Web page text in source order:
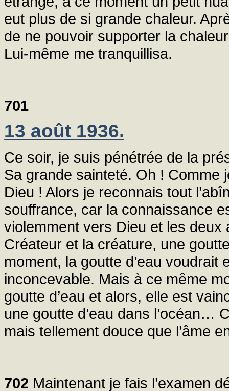
eut plus de si grande chaleur.
de ne pouvoir supporter la
Lui-même me tranquillisa.
701
13 août 1936.
Ce soir, je suis pénétrée de la
Sa grande sainteté. Oh ! Comme
Dieu ! Alors je reconnais tout
souffrance, car la connaissance
violemment vers Dieu et les
Créateur et la créature, une
moment, la goutte d’eau
inconcevable. Mais à ce même
goutte d’eau et alors, elle est
une goutte d’eau dans l’océan…
mais tellement douce que l’âme
702 Maintenant je fais l’examen